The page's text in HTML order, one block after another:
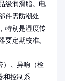
级润滑脂。电
件需防潮处
特别是湿度传
要定期校准。
）、异响（检
和控制系